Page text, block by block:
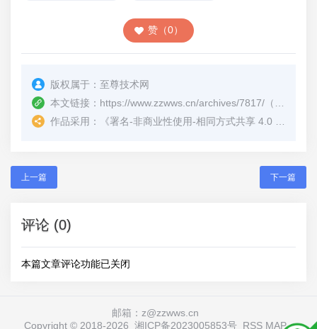
赞（0）
版权属于： 至尊技术网
本文链接： https://www.zzwws.cn/archives/7817/ （转载时请注明本文出处及文章链接）
作品采用：
《署名-非商业性使用-相同方式共享 4.0 国际 (CC BY-NC-SA 4.0)
上一篇 下一篇
评论 (0)
本篇文章评论功能已关闭
邮箱：z@zzwws.cn
Copyright © 2018-2026 湘ICP备2023005853号 RSS MAP